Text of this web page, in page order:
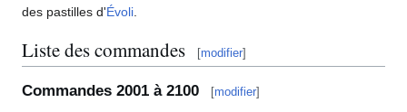
des pastilles d'Évoli
Liste des commandes [modifier]
Commandes 2001 à 2100 [modifier]